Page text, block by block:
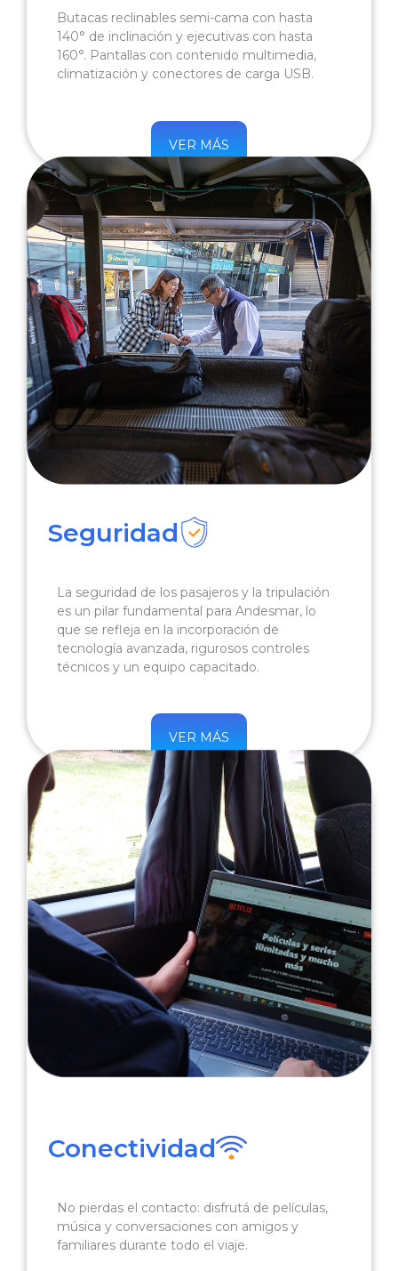
Butacas reclinables semi-cama con hasta
140° de inclinación y ejecutivas con hasta
160°. Pantallas con contenido multimedia,
climatización y conectores de carga USB.
VER MÁS
Seguridad
La seguridad de los pasajeros y la tripulación
es un pilar fundamental para Andesmar, lo
que se refleja en la incorporación de
tecnología avanzada, rigurosos controles
técnicos y un equipo capacitado.
VER MÁS
Conectividad
No pierdas el contacto: disfrutá de películas,
música y conversaciones con amigos y
familiares durante todo el viaje.